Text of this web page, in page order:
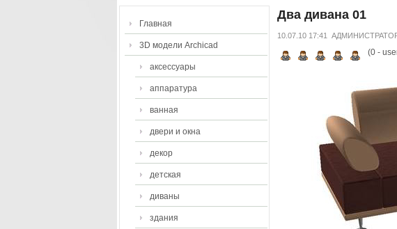
Главная
3D модели Archicad
аксессуары
аппаратура
ванная
двери и окна
декор
детская
диваны
здания
Два дивана 01
10.07.10 17:41
(0-